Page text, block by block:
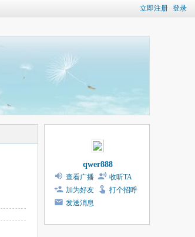
立即注册 登录
qwer888
查看广播
收听TA
加为好友
打个招呼
发送消息